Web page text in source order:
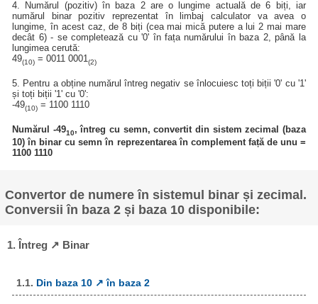
4. Numărul (pozitiv) în baza 2 are o lungime actuală de 6 biți, iar
numărul binar pozitiv reprezentat în limbaj calculator va avea o
lungime, în acest caz, de 8 biți (cea mai mică putere a lui 2 mai mare
decât 6) - se completează cu '0' în fața numărului în baza 2, până la
lungimea cerută:
49(10) = 0011 0001 (2)
5. Pentru a obține numărul întreg negativ se înlocuiesc toți biții '0' cu '1'
și toți biții '1' cu '0':
-49(10) = 1100 1110
Numărul -4910, întreg cu semn, convertit din sistem zecimal (baza
10) în binar cu semn în reprezentarea în complement față de unu =
1100 1110
Convertor de numere în sistemul binar și zecimal.
Conversii în baza 2 și baza 10 disponibile:
1. Întreg ↗ Binar
1.1. Din baza 10 ↗ în baza 2